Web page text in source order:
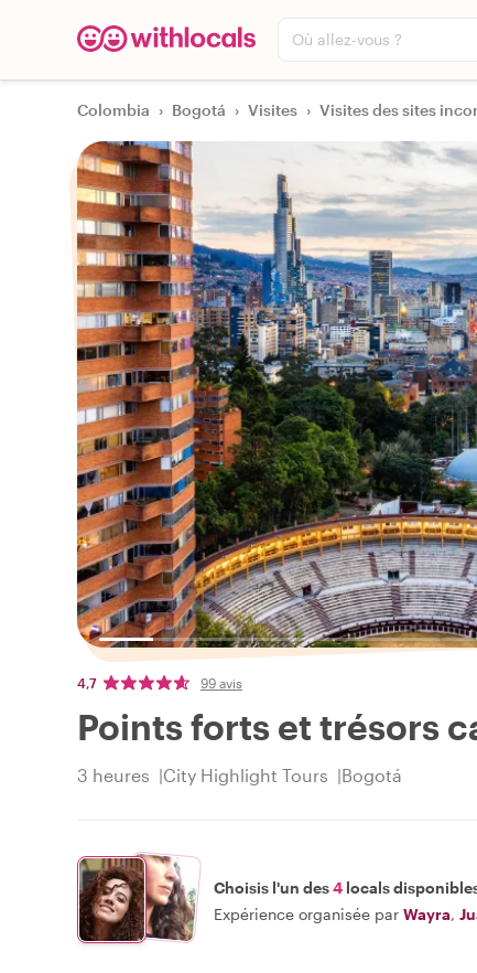
Où allez-vous ?
Colombia › Bogotá › Visites › Visites des sites
4,7 99 avis
Points forts et trésors
3 heures City Highlight Tours Bogotá
Choisis l'un des4 locals
Expérience organisée par Wayra,